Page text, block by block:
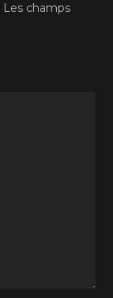
Les champs